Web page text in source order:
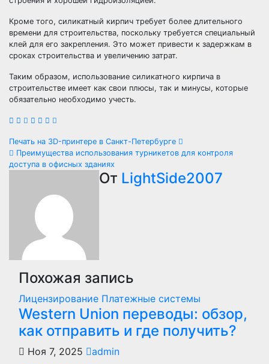
Кроме того, силикатный кирпич требует более длительного
времени для строительства, поскольку требуется специальный
клей для его закрепления. Это может привести к задержкам в
сроках строительства и увеличению затрат.
Таким образом, использование силикатного кирпича в
строительстве имеет как свои плюсы, так и минусы, которые
обязательно необходимо учесть.
Навигация
по
записям
Печать на 3D-принтере в Санкт-Петербурге
Преимущества использования турникетов для контроля
доступа в офисных зданиях
От LightSide2007
Похожая запись
Лицензирование Платежные системы
Western Union переводы: обзор,
как отправить и где получить?
Ноя 7, 2025
admin